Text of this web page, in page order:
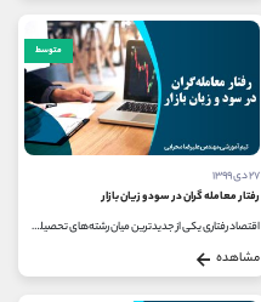
متوسط
۲۷ دی ۱۳۹۹
رفتار معامله گران در سود و زیان بازار
اقتصاد رفتاری یکی از جدیدترین میان رشته‌های تحصیلی در دانشگاه‌ می‌باشد. در این رشته به عوامل مختلفی که در تصمیم‌گیری‌های...
مشاهده